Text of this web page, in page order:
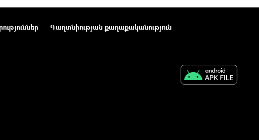
Գաղտնիության քաղաքականություն